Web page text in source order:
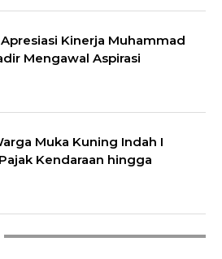
Kinerja Muhammad
Mengawal Aspirasi
Muka Kuning Indah I
Kendaraan hingga